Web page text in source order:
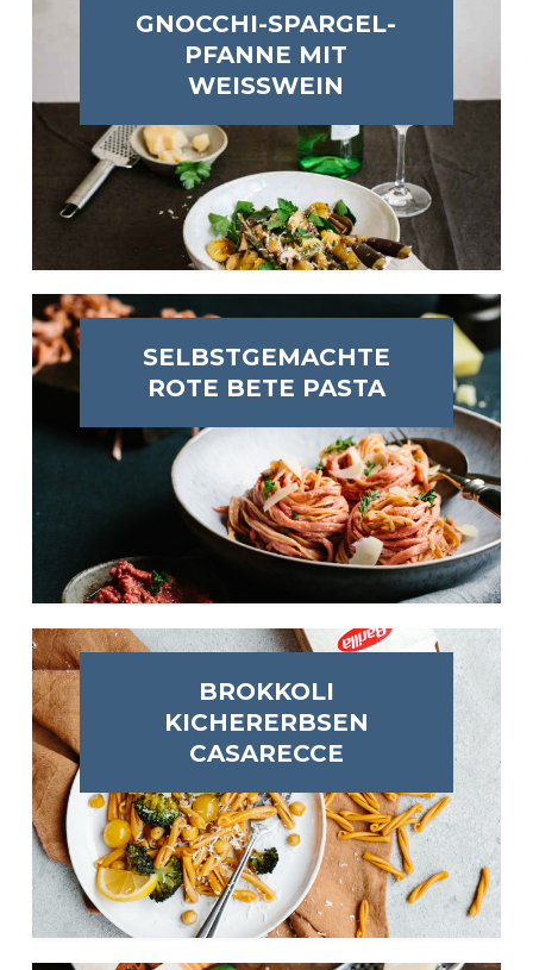
GNOCCHI-SPARGEL-
PFANNE MIT
WEISSWEIN
SELBSTGEMACHTE
ROTE BETE PASTA
BROKKOLI
KICHERERBSEN
CASARECCE